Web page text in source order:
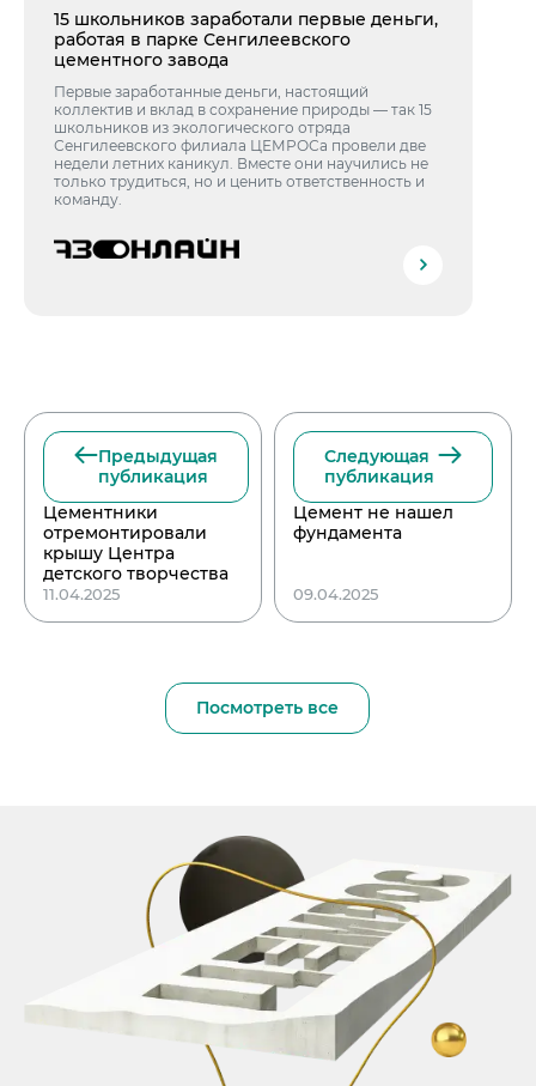
15 школьников заработали первые деньги,
работая в парке Сенгилеевского
цементного завода
Первые заработанные деньги, настоящий
коллектив и вклад в сохранение природы — так 15
школьников из экологического отряда
Сенгилеевского филиала ЦЕМРОСа провели две
недели летних каникул. Вместе они научились не
только трудиться, но и ценить ответственность и
команду.
Предыдущая
публикация
Цементники
отремонтировали
крышу Центра
детского творчества
11.04.2025
Следующая
публикация
Цемент не нашел
фундамента
09.04.2025
Посмотреть все